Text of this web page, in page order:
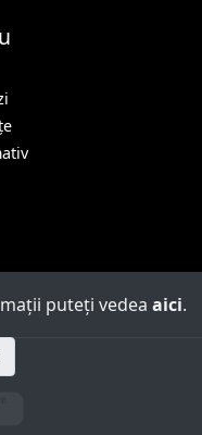
puteți vedea aici.